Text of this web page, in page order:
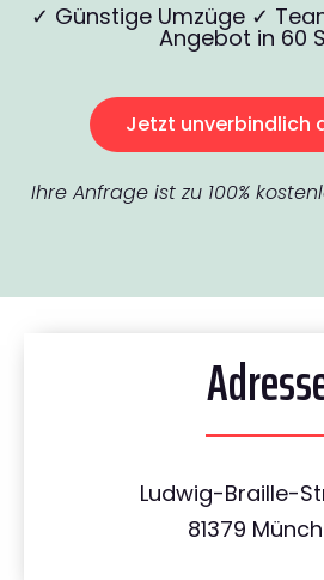
✓ Günstige Umzüge ✓
Angebot in 60
Jetzt unverbindlich
Ihre Anfrage ist zu 100%
Ludwig-Braille-
81379